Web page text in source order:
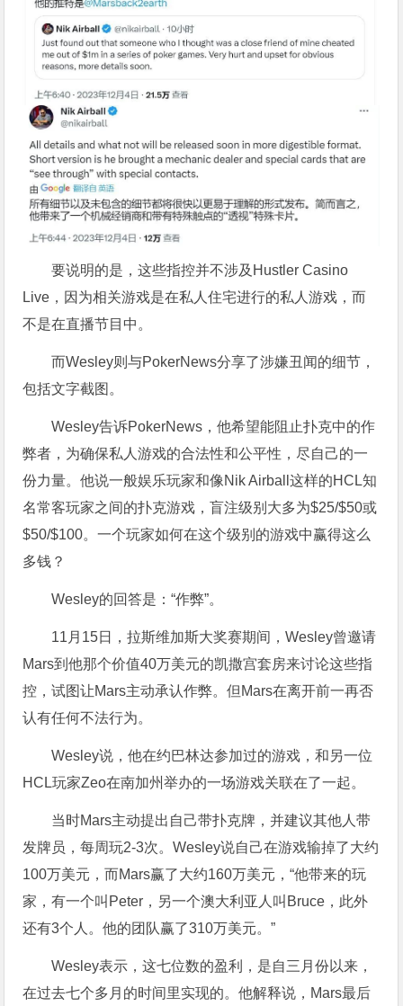
要说明的是，这些指控并不涉及Hustler Casino
Live，因为相关游戏是在私人住宅进行的私人游戏，而
不是在直播节目中。
而Wesley则与PokerNews分享了涉嫌丑闻的细节，
包括文字截图。
Wesley告诉PokerNews，他希望能阻止扑克中的作
弊者，为确保私人游戏的合法性和公平性，尽自己的一
份力量。他说一般娱乐玩家和像Nik Airball这样的HCL知
名常客玩家之间的扑克游戏，盲注级别大多为$25/$50或
$50/$100。一个玩家如何在这个级别的游戏中赢得这么
多钱？
Wesley的回答是：“作弊”。
11月15日，拉斯维加斯大奖赛期间，Wesley曾邀请
Mars到他那个价值40万美元的凯撒宫套房来讨论这些指
控，试图让Mars主动承认作弊。但Mars在离开前一再否
认有任何不法行为。
Wesley说，他在约巴林达参加过的游戏，和另一位
HCL玩家Zeo在南加州举办的一场游戏关联在了一起。
当时Mars主动提出自己带扑克牌，并建议其他人带
发牌员，每周玩2-3次。Wesley说自己在游戏输掉了大约
100万美元，而Mars赢了大约160万美元，“他带来的玩
家，有一个叫Peter，另一个澳大利亚人叫Bruce，此外
还有3个人。他的团队赢了310万美元。”
Wesley表示，这七位数的盈利，是自三月份以来，
在过去七个多月的时间里实现的。他解释说，Mars最后